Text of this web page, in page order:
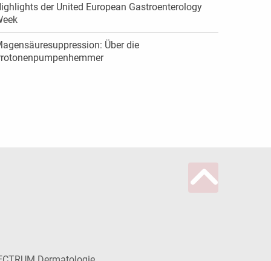
der United European Gastroenterology
Über die